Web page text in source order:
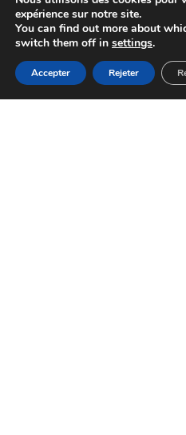
expérience sur notre site.
You can find out more about
switch them off in settings.
Accepter Rejeter